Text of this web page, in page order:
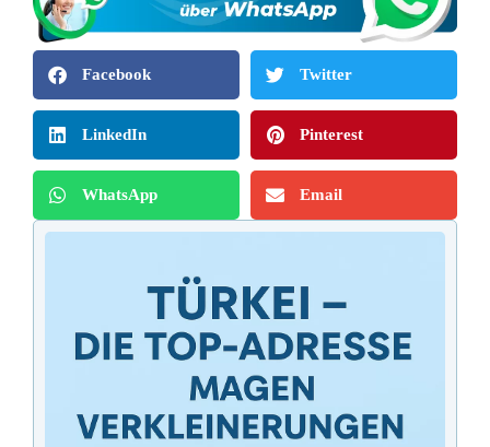
Facebook Twitter
LinkedIn Pinterest
WhatsApp Email